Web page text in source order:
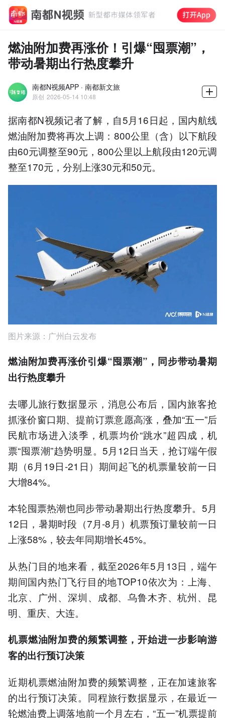
燃油附加费再涨价！引爆“囤票潮”，
带动暑期出行热度攀升
南都N视频APP · 南都新文旅
原创 2026-05-14 10:48
据南都N视频记者了解，自5月16日起，国内航线
燃油附加费将再次上调：800公里（含）以下航段
由60元调整至90元，800公里以上航段由120元调
整至170元，分别上涨30元和50元。
图片来源：广州白云发布
燃油附加费再涨价引爆“囤票潮”，同步带动暑期
出行热度攀升
去哪儿旅行数据显示，消息公布后，国内旅客抢
抓涨价窗口期、提前订票意愿高涨，叠加“五一”后
民航市场进入淡季，机票均价“跳水”超四成，机
票“囤票潮”趋势明显。5月12日当天，抢订端午假
期（6月19日-21日）期间起飞的机票量较前一日
大增84%。
本轮囤票热潮也同步带动暑期出行热度攀升。5月
12日，暑期时段（7月-8月）机票预订量较前一日
上涨58%，较去年同期增长45%。
从热门目的地来看，截至2026年5月13日，端午
期间国内热门飞行目的地TOP10依次为：上海、
北京、广州、深圳、成都、乌鲁木齐、杭州、昆
明、重庆、大连。
机票燃油附加费的频繁调整，开始进一步影响游
客的出行预订决策
近期机票燃油附加费的频繁调整，正在加速旅客
的出行预订决策。同程旅行数据显示，在最近一
轮燃油费上调落地前一个月左右，“五一”机票提前